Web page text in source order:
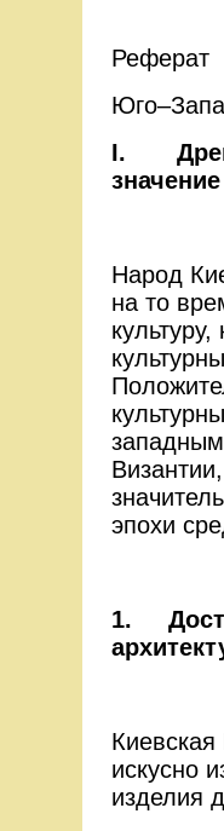
Реферат
I.
Народ
на то
эпохи
1.
искусно
изделия